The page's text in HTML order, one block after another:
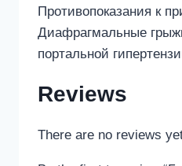
Противопоказания к
Диафрагмальные
портальной
Reviews
There are no reviews